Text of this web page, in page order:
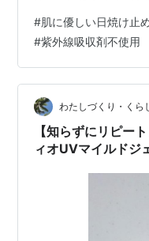
使うことが出来ます。
分を配合し、たっぷり
線から守ってくれる
りのび良し♪ 日差しを
ですが、ミネランスの
軽減…
#肌に優しい日焼け止
#紫外線吸収剤不使用
わたしづくり・くら
【知らずにリピー
ィオUVマイルドジ